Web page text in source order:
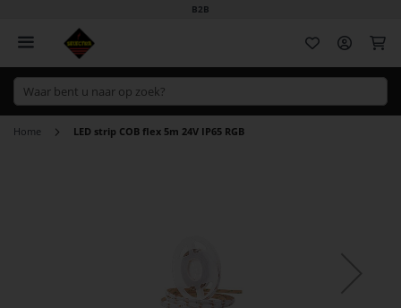
B2B
Home LED strip COB flex 5m 24V IP65 RGB